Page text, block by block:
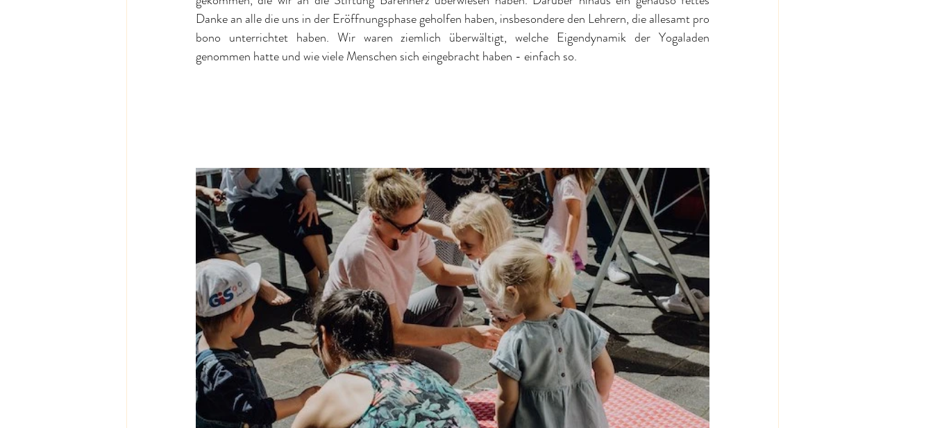
Danke an alle die uns in der Eröffnungsphase geholfen haben, insbesondere den Lehrern, die allesamt pro
bono unterrichtet haben. Wir waren ziemlich überwältigt, welche Eigendynamik der Yogaladen
genommen hatte und wie viele Menschen sich eingebracht haben - einfach so.